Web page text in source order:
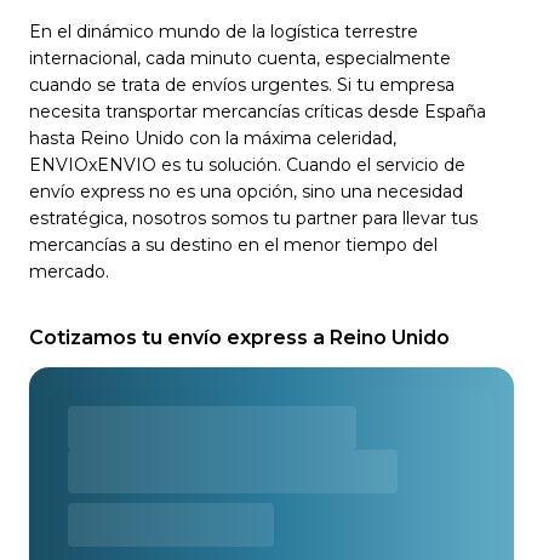
En el dinámico mundo de la logística terrestre
internacional, cada minuto cuenta, especialmente
cuando se trata de envíos urgentes. Si tu empresa
necesita transportar mercancías críticas desde España
hasta Reino Unido con la máxima celeridad,
ENVIOxENVIO es tu solución. Cuando el servicio de
envío express no es una opción, sino una necesidad
estratégica, nosotros somos tu partner para llevar tus
mercancías a su destino en el menor tiempo del
mercado.
Cotizamos tu envío express a Reino Unido